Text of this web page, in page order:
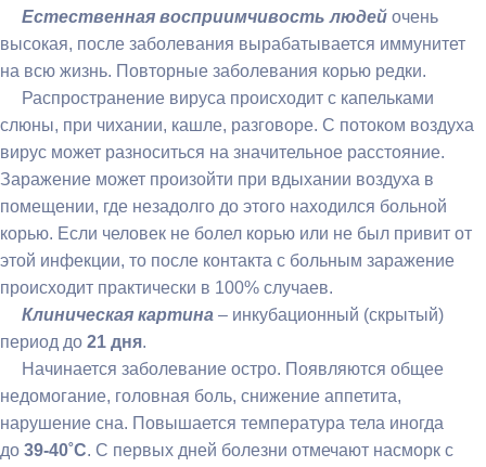
Естественная восприимчивость людей очень
высокая, после заболевания вырабатывается иммунитет
на всю жизнь. Повторные заболевания корью редки.
Распространение вируса происходит с капельками
слюны, при чихании, кашле, разговоре. С потоком воздуха
вирус может разноситься на значительное расстояние.
Заражение может произойти при вдыхании воздуха в
помещении, где незадолго до этого находился больной
корью. Если человек не болел корью или не был привит от
этой инфекции, то после контакта с больным заражение
происходит практически в 100% случаев.
Клиническая картина – инкубационный (скрытый)
период до 21 дня.
Начинается заболевание остро. Появляются общее
недомогание, головная боль, снижение аппетита,
нарушение сна. Повышается температура тела иногда
до 39-40˚С. С первых дней болезни отмечают насморк с